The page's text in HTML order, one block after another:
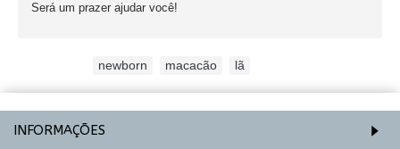
Será um prazer ajudar você!
newborn macacão lã
INFORMAÇÕES